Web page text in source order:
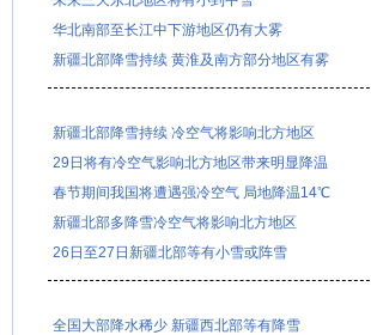
华北南部至长江中下游地区仍有大雾
新疆北部降雪持续 黄淮及南方部分地区有雾
新疆北部降雪持续 冷空气将影响北方地区
29日将有冷空气影响北方地区带来明显降温
春节期间我国将遭遇强冷空气 局地降温14℃
新疆北部多降雪冷空气将影响北方地区
26日至27日新疆北部等有小雪或阵雪
全国大部降水稀少 新疆西北部等有降雪